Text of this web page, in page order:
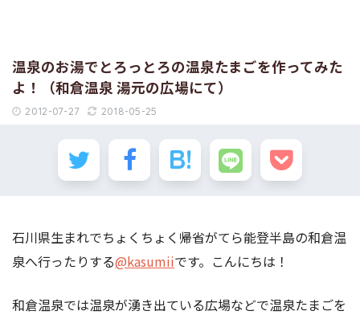
温泉のお湯でとろっとろの温泉たまごを作ってみた
よ！（和倉温泉 湯元の広場にて）
2012-07-27 2018-05-25
石川県生まれでちょくちょく帰省がてら能登半島の和倉温
泉へ行ったりする@kasumiiです。こんにちは！
和倉温泉では温泉が湧き出ている広場などで温泉たまごを